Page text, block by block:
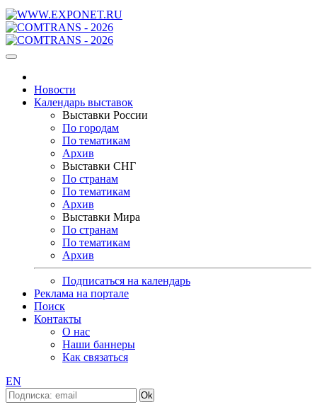
Новости
Календарь выставок
Выставки России
По городам
По тематикам
Архив
Выставки СНГ
По странам
По тематикам
Архив
Выставки Мира
По странам
По тематикам
Архив
Подписаться на календарь
Реклама на портале
Поиск
Контакты
О нас
Наши баннеры
Как связаться
EN